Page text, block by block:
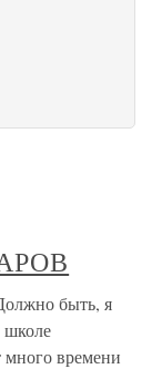
быть, я
школе
много времени